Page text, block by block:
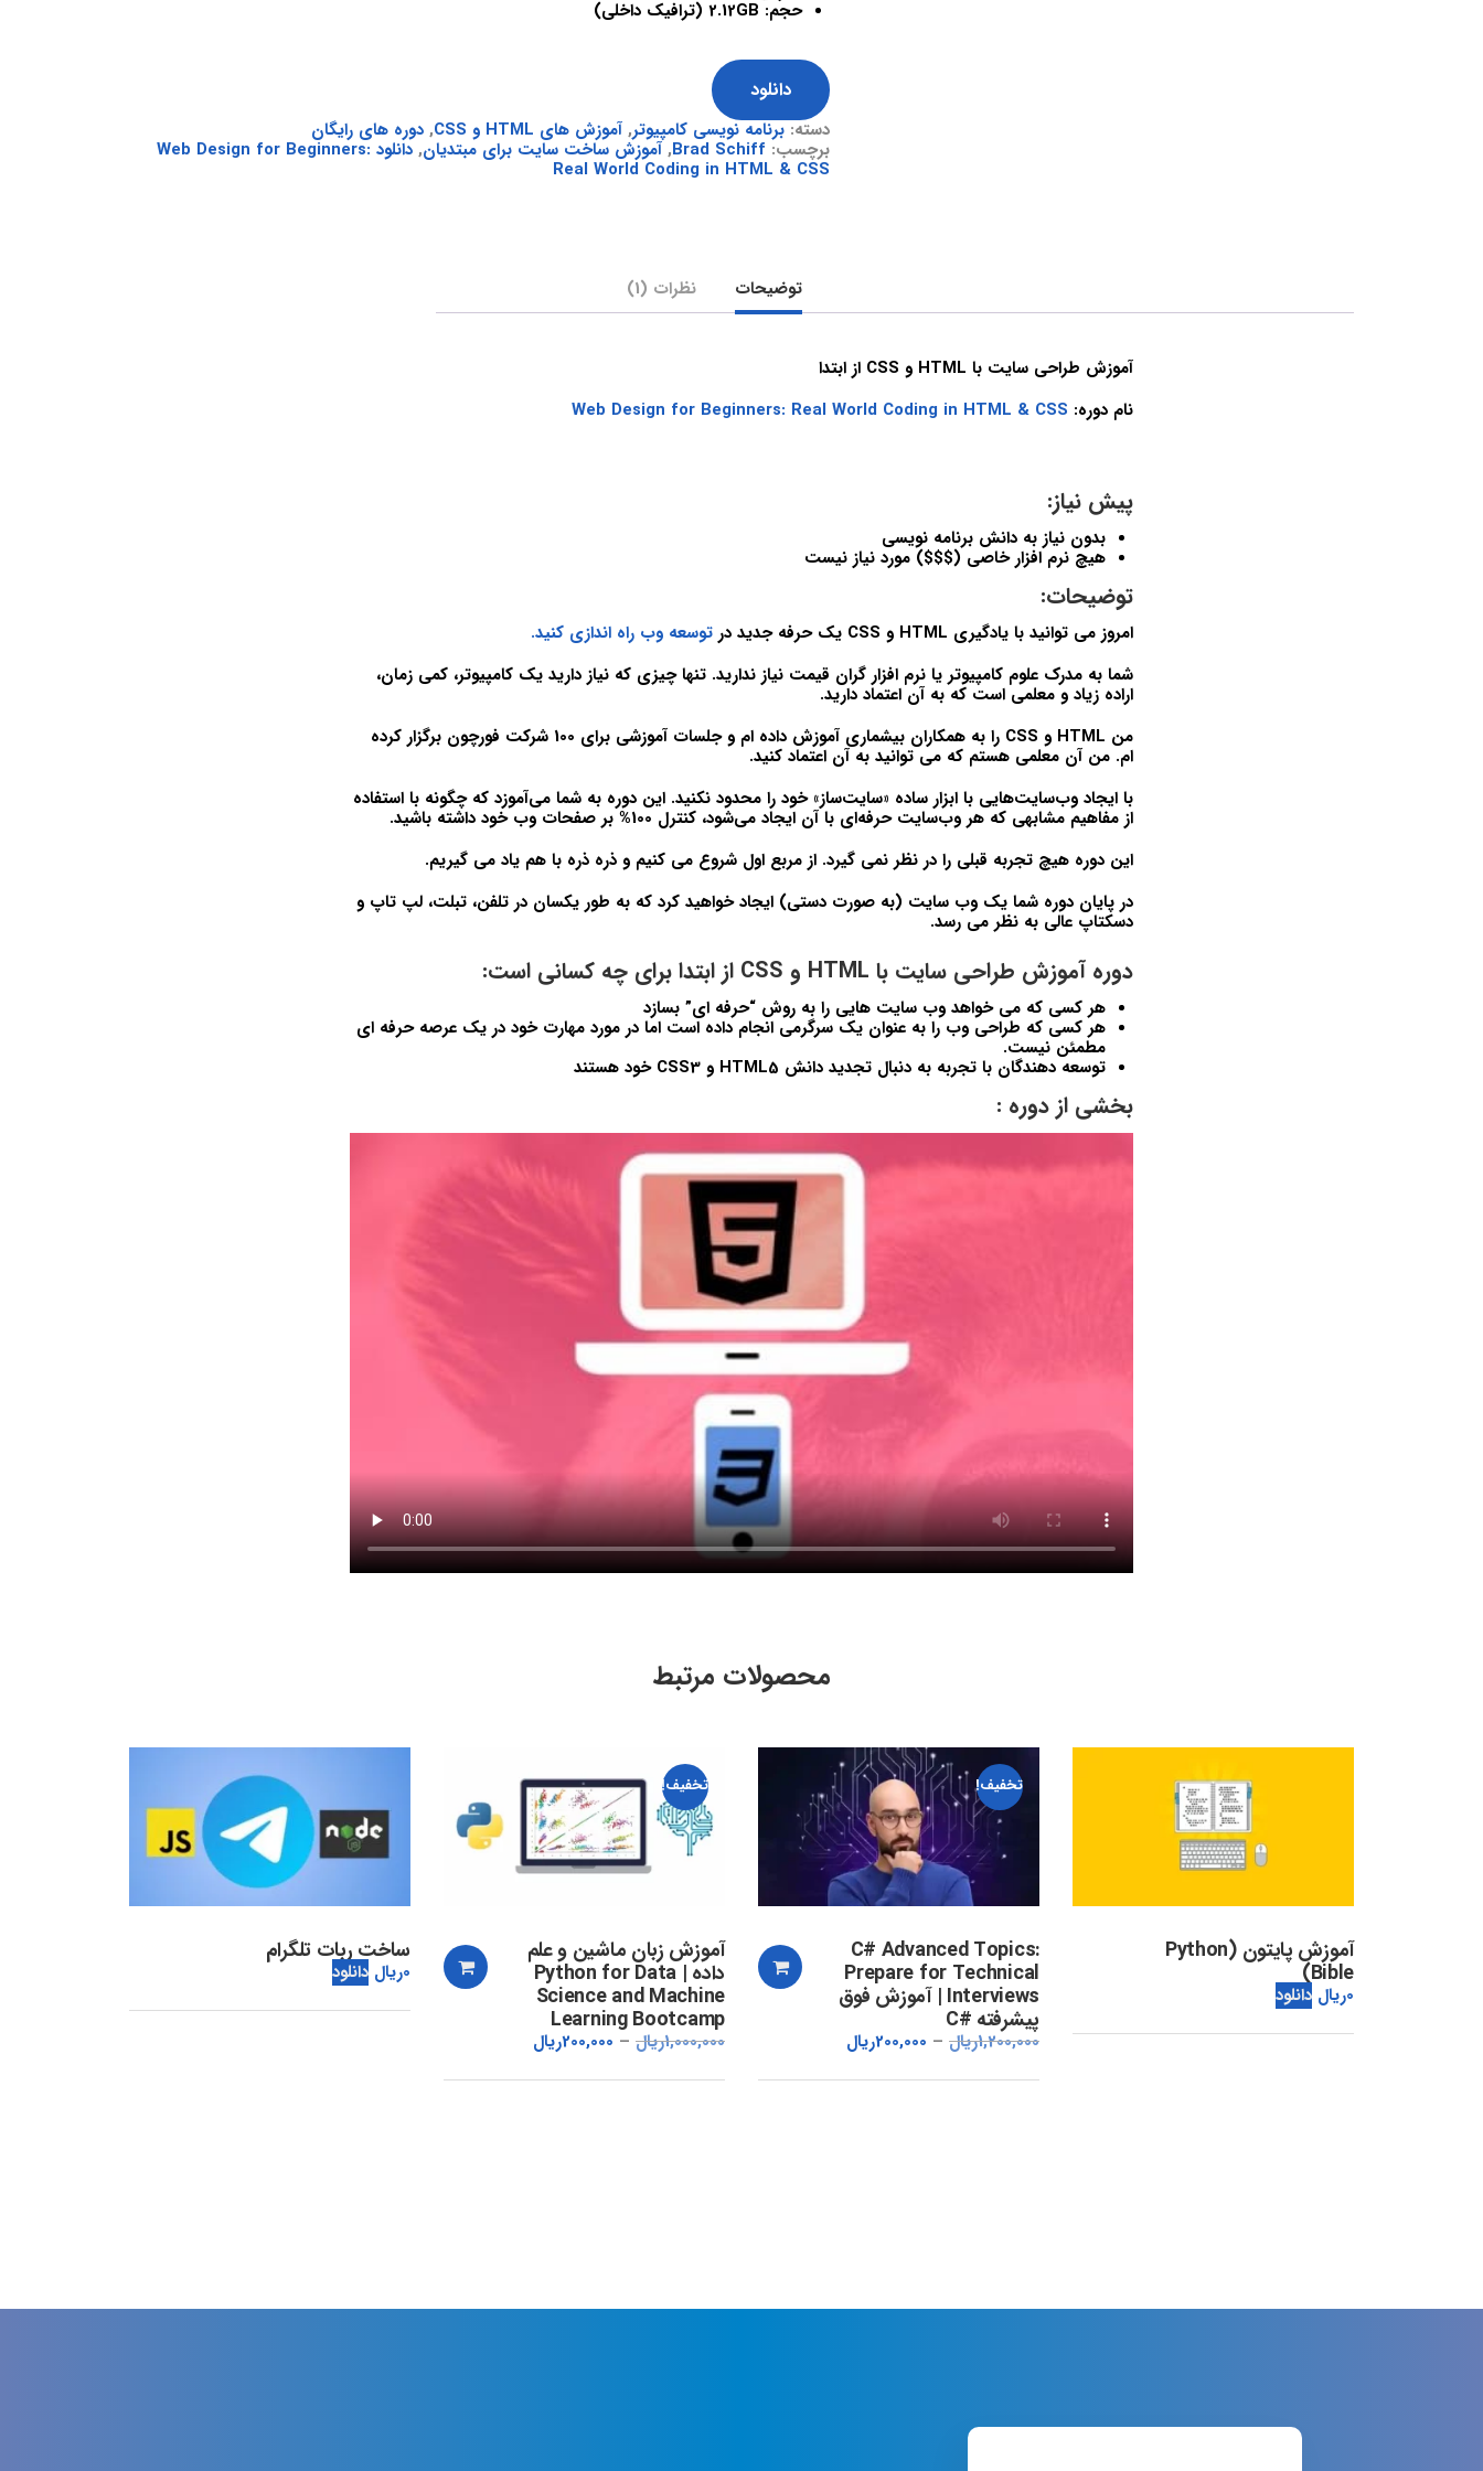
حجم: 2.12GB (ترافیک داخلی)
دانلود
دسته: برنامه نویسی کامپیوتر, آموزش های HTML و CSS , دوره های رایگان
برچسب: Brad Schiff
, آموزش ساخت سایت برای مبتدیان, دانلود Web Design for Beginners:
Real World Coding in HTML & CSS
توضیحات نظرات (1)
آموزش طراحی سایت با HTML و CSS از ابتدا
نام دوره: Web Design for Beginners: Real World Coding in HTML & CSS
پیش نیاز:
بدون نیاز به دانش برنامه نویسی
هیچ نرم افزار خاصی ($$$) مورد نیاز نیست
توضیحات:
امروز می توانید با یادگیری HTML و CSS یک حرفه جدید در
توسعه وب راه اندازی کنید.
شما به مدرک علوم کامپیوتر یا نرم افزار گران قیمت نیاز ندارید. تنها چیزی که نیاز دارید یک کامپیوتر، کمی زمان،
اراده زیاد و معلمی است که به آن اعتماد دارید.
من HTML و CSS را به همکاران بیشماری آموزش داده ام و جلسات آموزشی برای 100 شرکت فورچون برگزار کرده
ام. من آن معلمی هستم که می توانید به آن اعتماد کنید.
با ایجاد وب‌سایت‌هایی با ابزار ساده «سایت‌ساز» خود را محدود نکنید. این دوره به شما می‌آموزد که چگونه با استفاده
از مفاهیم مشابهی که هر وب‌سایت حرفه‌ای با آن ایجاد می‌شود، کنترل 100% بر صفحات وب خود داشته باشید.
این دوره هیچ تجربه قبلی را در نظر نمی گیرد. از مربع اول شروع می کنیم و ذره ذره با هم یاد می گیریم.
در پایان دوره شما یک وب سایت (به صورت دستی) ایجاد خواهید کرد که به طور یکسان در تلفن، تبلت، لپ تاپ و
دسکتاپ عالی به نظر می رسد.
دوره آموزش طراحی سایت با HTML و CSS از ابتدا برای چه کسانی است:
هر کسی که می خواهد وب سایت هایی را به روش “حرفه ای” بسازد
هر کسی که طراحی وب را به عنوان یک سرگرمی انجام داده است اما در مورد مهارت خود در یک عرصه حرفه ای
مطمئن نیست.
توسعه دهندگان با تجربه به دنبال تجدید دانش HTML5 و CSS3 خود هستند
بخشی از دوره :
محصولات مرتبط
آموزش پایتون (Python
Bible)
0ریال دانلود
تخفیف!
C# Advanced Topics:
Prepare for Technical
Interviews | آموزش فوق
پیشرفته #C
1,200,000ریال 200,000ریال
تخفیف!
آموزش زبان ماشین و علم
داده | Python for Data
Science and Machine
Learning Bootcamp
1,000,000ریال 200,000ریال
ساخت ربات تلگرام
0ریال دانلود